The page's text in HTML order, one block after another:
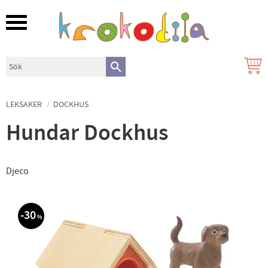
Meny
LEKSAKER DOCKHUS
Hundar Dockhus
Djeco
30%